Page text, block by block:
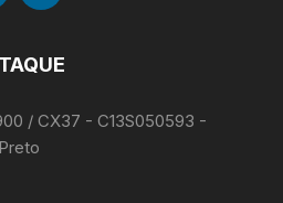
/ CX37 - C13S050593 -